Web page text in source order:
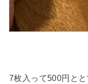
7枚入って500円とと